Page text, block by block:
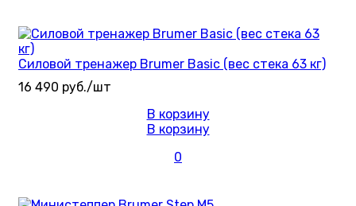
Силовой тренажер Brumer Basic (вес стека 63 кг)
16 490 руб./шт
В корзину
В корзину
0